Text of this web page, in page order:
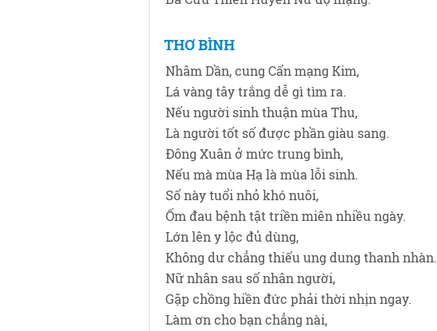
THƠ BÌNH
Nhâm Dần, cung Cấn mạng Kim,
Lá vàng tây trắng dễ gì tìm ra.
Nếu người sinh thuận mùa Thu,
Là người tốt số được phần giàu sang.
Đông Xuân ở mức trung bình,
Nếu mà mùa Hạ là mùa lỗi sinh.
Số này tuổi nhỏ khó nuôi,
Ốm đau bệnh tật triền miên nhiều ngày.
Lớn lên y lộc đủ dùng,
Không dư chẳng thiếu ung dung thanh nhàn.
Nữ nhân sau số nhân người,
Gặp chồng hiền đức phải thời nhịn ngay.
Làm ơn cho bạn chẳng nài,